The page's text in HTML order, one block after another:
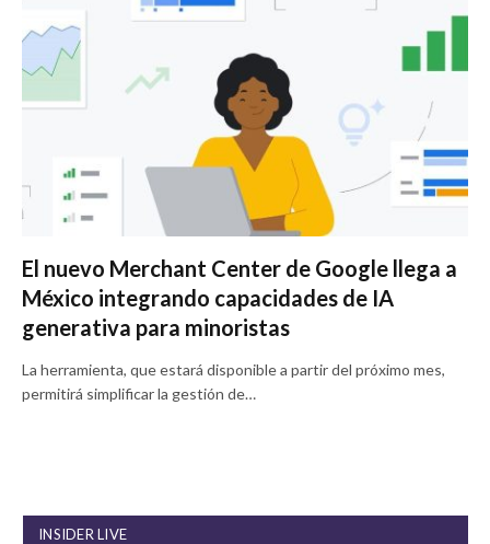
El nuevo Merchant Center de Google llega a
México integrando capacidades de IA
generativa para minoristas
La herramienta, que estará disponible a partir del próximo mes,
permitirá simplificar la gestión de…
INSIDER LIVE